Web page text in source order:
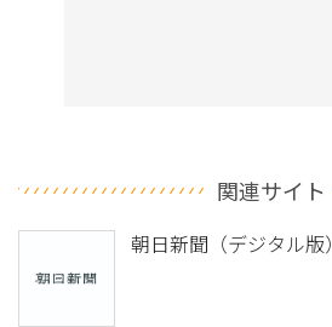
関連サイト
朝日新聞（デジタル版）